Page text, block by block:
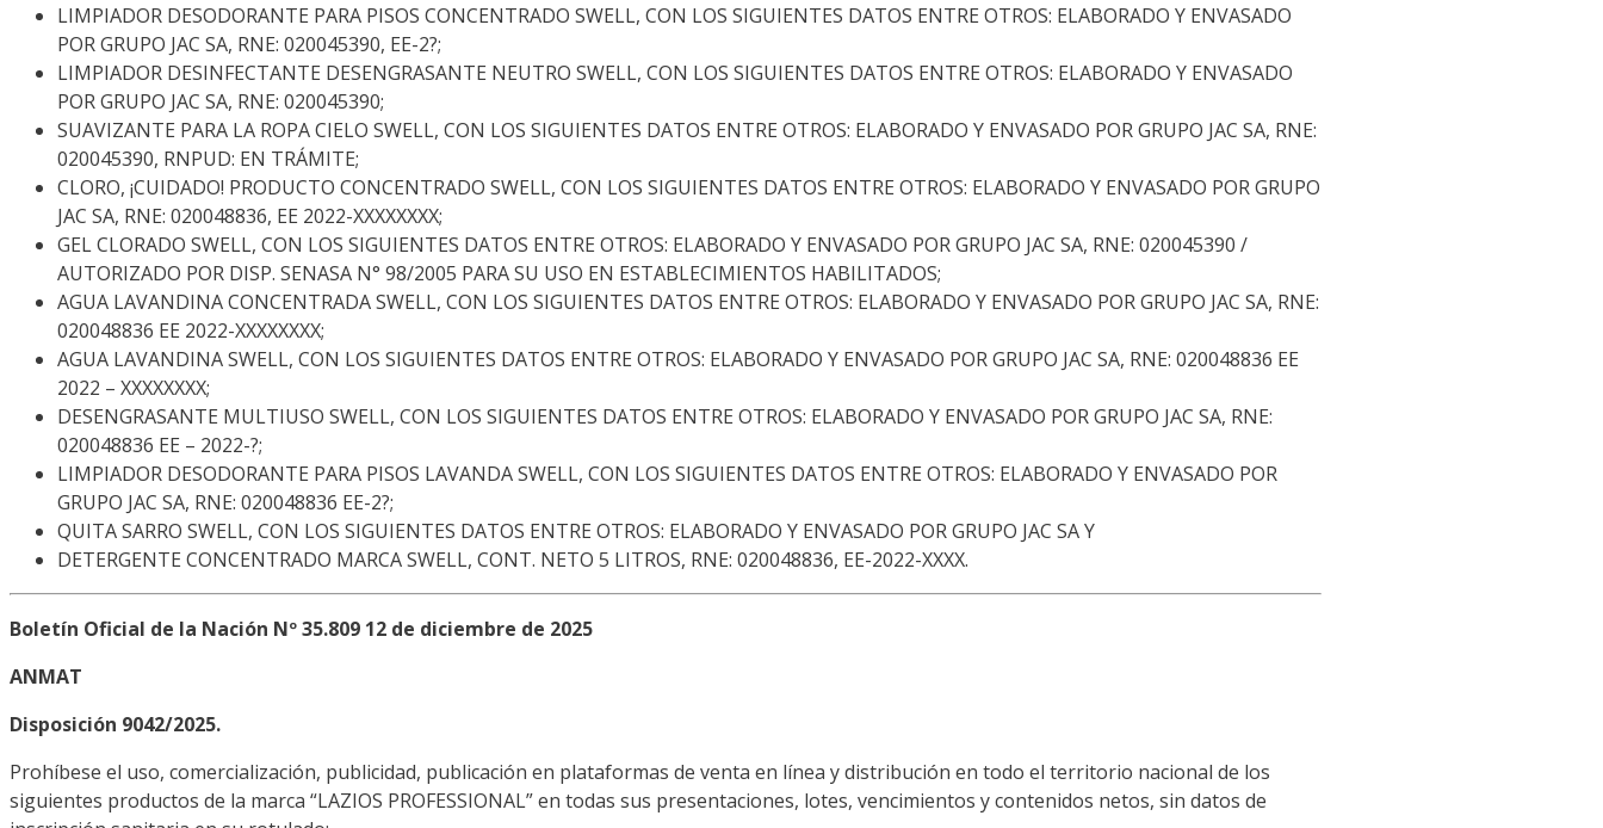
LIMPIADOR DESODORANTE PARA PISOS CONCENTRADO SWELL, CON LOS SIGUIENTES DATOS ENTRE OTROS: ELABORADO Y ENVASADO
POR GRUPO JAC SA, RNE: 020045390, EE-2?;
LIMPIADOR DESINFECTANTE DESENGRASANTE NEUTRO SWELL, CON LOS SIGUIENTES DATOS ENTRE OTROS: ELABORADO Y ENVASADO
POR GRUPO JAC SA, RNE: 020045390;
SUAVIZANTE PARA LA ROPA CIELO SWELL, CON LOS SIGUIENTES DATOS ENTRE OTROS: ELABORADO Y ENVASADO POR GRUPO JAC SA, RNE:
020045390, RNPUD: EN TRÁMITE;
CLORO, ¡CUIDADO! PRODUCTO CONCENTRADO SWELL, CON LOS SIGUIENTES DATOS ENTRE OTROS: ELABORADO Y ENVASADO POR GRUPO
JAC SA, RNE: 020048836, EE 2022-XXXXXXXX;
GEL CLORADO SWELL, CON LOS SIGUIENTES DATOS ENTRE OTROS: ELABORADO Y ENVASADO POR GRUPO JAC SA, RNE: 020045390 /
AUTORIZADO POR DISP. SENASA N° 98/2005 PARA SU USO EN ESTABLECIMIENTOS HABILITADOS;
AGUA LAVANDINA CONCENTRADA SWELL, CON LOS SIGUIENTES DATOS ENTRE OTROS: ELABORADO Y ENVASADO POR GRUPO JAC SA, RNE:
020048836 EE 2022-XXXXXXXX;
AGUA LAVANDINA SWELL, CON LOS SIGUIENTES DATOS ENTRE OTROS: ELABORADO Y ENVASADO POR GRUPO JAC SA, RNE: 020048836 EE
2022 – XXXXXXXX;
DESENGRASANTE MULTIUSO SWELL, CON LOS SIGUIENTES DATOS ENTRE OTROS: ELABORADO Y ENVASADO POR GRUPO JAC SA, RNE:
020048836 EE – 2022-?;
LIMPIADOR DESODORANTE PARA PISOS LAVANDA SWELL, CON LOS SIGUIENTES DATOS ENTRE OTROS: ELABORADO Y ENVASADO POR
GRUPO JAC SA, RNE: 020048836 EE-2?;
QUITA SARRO SWELL, CON LOS SIGUIENTES DATOS ENTRE OTROS: ELABORADO Y ENVASADO POR GRUPO JAC SA Y
DETERGENTE CONCENTRADO MARCA SWELL, CONT. NETO 5 LITROS, RNE: 020048836, EE-2022-XXXX.
Boletín Oficial de la Nación Nº 35.809 12 de diciembre de 2025
ANMAT
Disposición 9042/2025.
Prohíbese el uso, comercialización, publicidad, publicación en plataformas de venta en línea y distribución en todo el territorio nacional de los
siguientes productos de la marca “LAZIOS PROFESSIONAL” en todas sus presentaciones, lotes, vencimientos y contenidos netos, sin datos de